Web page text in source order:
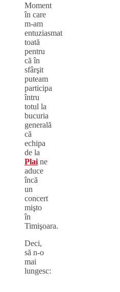
Moment
în care
m-am
entuziasmat
toată
pentru
că în
sfârşit
puteam
participa
întru
totul la
bucuria
generală
că
echipa
de la
Plai ne
aduce
încă
un
concert
mişto
în
Timişoara.
Deci,
să n-o
mai
lungesc: